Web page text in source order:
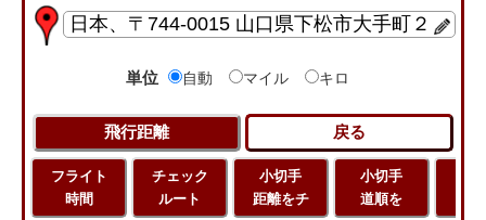
単位 自動 マイル キロ
フライト
時間
チェック
ルート
小切手
距離をチ
小切手
道順を